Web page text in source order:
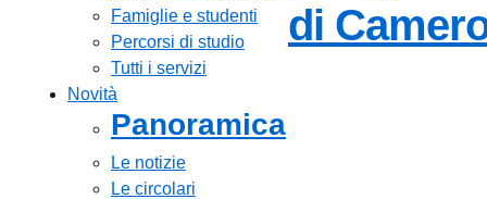
Famiglie e studenti
Percorsi di studio
Tutti i servizi
Novità
Panoramica
Le notizie
Le circolari
di